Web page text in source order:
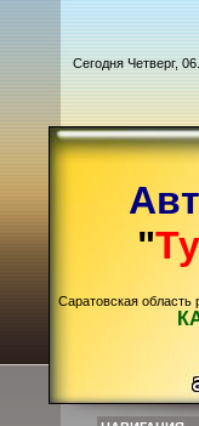
Сегодня Четверг,
"
Саратовская область